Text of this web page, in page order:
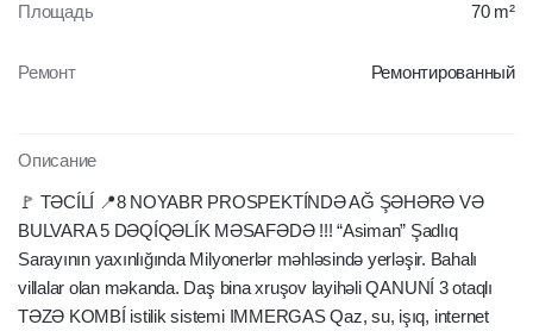
Площадь 70 m²
Ремонт Ремонтированный
Описание
🚩 TƏCÍLÍ 📍8 NOYABR PROSPEKTÍNDƏ AĞ ŞƏHƏRƏ VƏ
BULVARA 5 DƏQÍQƏLÍK MƏSAFƏDƏ !!! “Asiman” Şadlıq
Sarayının yaxınlığında Milyonerlər məhləsində yerləşir. Bahalı
villalar olan məkanda. Daş bina xruşov layihəli QANUNÍ 3 otaqlı
TƏZƏ KOMBÍ istilik sistemi IMMERGAS Qaz, su, işıq, internet